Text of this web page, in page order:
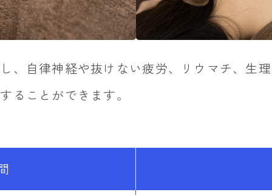
、自律神経や抜けない疲労、リウマチ、生
ることができます。